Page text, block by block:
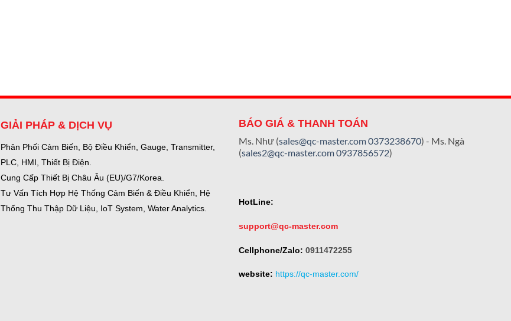
GIẢI PHÁP & DỊCH VỤ
Phân Phối Cảm Biến, Bộ Điều Khiển, Gauge, Transmitter,
PLC, HMI, Thiết Bị Điện.
Cung Cấp Thiết Bị Châu Âu (EU)/G7/Korea.
Tư Vấn Tích Hợp Hệ Thống Cảm Biến & Điều Khiển, Hệ
Thống Thu Thập Dữ Liệu, IoT System, Water Analytics.
BÁO GIÁ & THANH TOÁN
Ms. Như (sales@qc-master.com0373238670) - Ms. Ngà
(sales2@qc-master.com0937856572)
HotLine:
support@qc-master.com
Cellphone/Zalo: 0911472255
website: https://qc-master.com/